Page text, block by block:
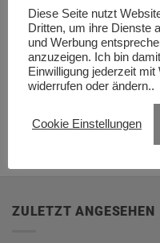
Preis
war:
Preis
ist:
ZULETZT ANGESEHEN
Diese Seite nutzt
Dritten, um ihre Dienste
und Werbung
anzuzeigen. Ich bin
Einwilligung jederzeit
widerrufen oder ändern..
Cookie Einstellungen